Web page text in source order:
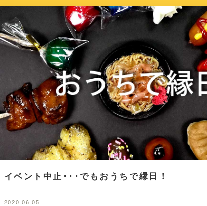
イベント中止･･･でもおうちで縁日！
2020.06.05